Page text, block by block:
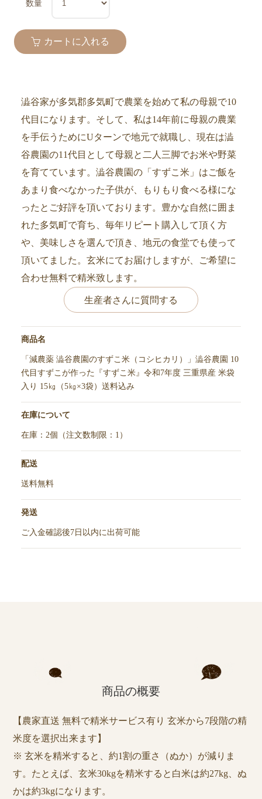
数量
カートに入れる
澁谷家が多気郡多気町で農業を始めて私の母親で10
代目になります。そして、私は14年前に母親の農業
を手伝うためにUターンで地元で就職し、現在は澁
谷農園の11代目として母親と二人三脚でお米や野菜
を育てています。澁谷農園の「すずこ米」はご飯を
あまり食べなかった子供が、もりもり食べる様にな
ったとご好評を頂いております。豊かな自然に囲ま
れた多気町で育ち、毎年リピート購入して頂く方
や、美味しさを選んで頂き、地元の食堂でも使って
頂いてました。玄米にてお届けしますが、ご希望に
合わせ無料で精米致します。
生産者さんに質問する
商品名
「減農薬 澁谷農園のすずこ米（コシヒカリ）」澁谷農園 10
代目すずこが作った『すずこ米』令和7年度 三重県産 米袋
入り 15㎏（5㎏×3袋）送料込み
在庫について
在庫：2個（注文数制限：1）
配送
送料無料
発送
ご入金確認後7日以内に出荷可能
商品の概要
【農家直送 無料で精米サービス有り 玄米から7段階の精
米度を選択出来ます】
※ 玄米を精米すると、約1割の重さ（ぬか）が減りま
す。たとえば、玄米30kgを精米すると白米は約27kg、ぬ
かは約3kgになります。